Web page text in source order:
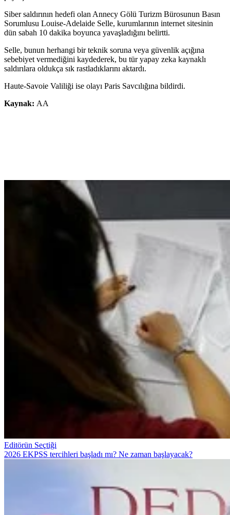
Siber saldırının hedefi olan Annecy Gölü Turizm Bürosunun Basın
Sorumlusu Louise-Adelaide Selle, kurumlarının internet sitesinin
dün sabah 10 dakika boyunca yavaşladığını belirtti.
Selle, bunun herhangi bir teknik soruna veya güvenlik açığına
sebebiyet vermediğini kaydederek, bu tür yapay zeka kaynaklı
saldırılara oldukça sık rastladıklarını aktardı.
Haute-Savoie Valiliği ise olayı Paris Savcılığına bildirdi.
Kaynak: AA
Editörün Seçtiği
2026 EKPSS tercihleri başladı mı? Ne zaman başlayacak?